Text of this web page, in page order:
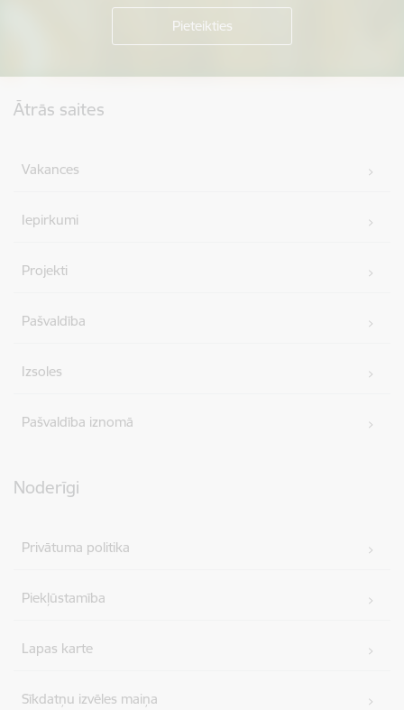
Ātrās saites
Vakances
Iepirkumi
Projekti
Pašvaldība
Izsoles
Pašvaldība iznomā
Noderīgi
Privātuma politika
Piekļūstamība
Lapas karte
Sīkdatņu izvēles maiņa